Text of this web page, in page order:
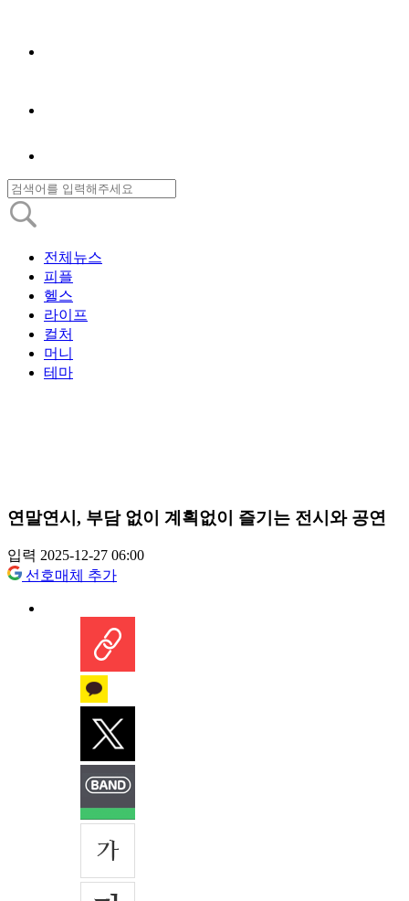
전체뉴스
피플
헬스
라이프
컬처
머니
테마
연말연시, 부담 없이 계획없이 즐기는 전시와 공연
입력 2025-12-27 06:00
선호매체 추가